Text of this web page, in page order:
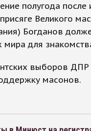
полугода после
Великого
Богданов
для
выборов
масонов.